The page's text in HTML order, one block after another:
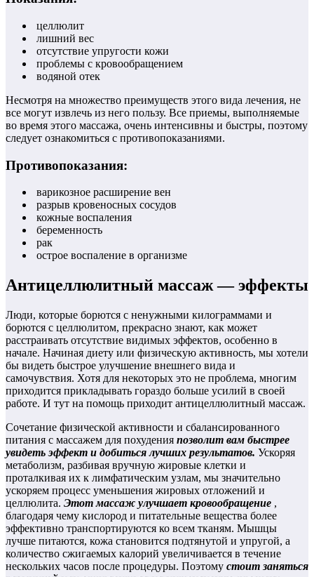
целлюлит
лишний вес
отсутствие упругости кожи
проблемы с кровообращением
водяной отек
Несмотря на множество преимуществ этого вида лечения, не
все могут извлечь из него пользу. Все приемы, выполняемые
во время этого массажа, очень интенсивны и быстры, поэтому
следует ознакомиться с противопоказаниями.
Противопоказания:
варикозное расширение вен
разрыв кровеносных сосудов
кожные воспаления
беременность
рак
острое воспаление в организме
Антицеллюлитный массаж — эффекты
Люди, которые борются с ненужными килограммами и
борются с целлюлитом, прекрасно знают, как может
расстраивать отсутствие видимых эффектов, особенно в
начале. Начиная диету или физическую активность, мы хотели
бы видеть быстрое улучшение внешнего вида и
самочувствия. Хотя для некоторых это не проблема, многим
приходится прикладывать гораздо больше усилий в своей
работе. И тут на помощь приходит антицеллюлитный массаж.
Сочетание физической активности и сбалансированного
питания с массажем для похудения позволит вам быстрее
увидеть эффект и добиться лучших результатов. Ускоряя
метаболизм, разбивая вручную жировые клетки и
проталкивая их к лимфатическим узлам, мы значительно
ускоряем процесс уменьшения жировых отложений и
целлюлита. Этот массаж улучшает кровообращение ,
благодаря чему кислород и питательные вещества более
эффективно транспортируются ко всем тканям. Мышцы
лучше питаются, кожа становится подтянутой и упругой, а
количество сжигаемых калорий увеличивается в течение
нескольких часов после процедуры. Поэтому стоит заняться